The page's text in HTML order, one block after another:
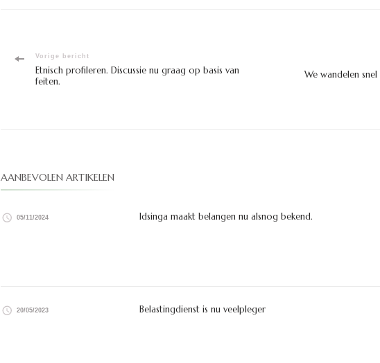
Bericht
navigatie
Vorige bericht
Etnisch profileren. Discussie nu graag op basis van
feiten.
We wandelen
AANBEVOLEN ARTIKELEN
05/11/2024 Idsinga maakt belangen nu alsnog bekend.
20/05/2023 Belastingdienst is nu veelpleger